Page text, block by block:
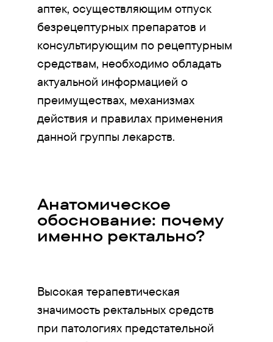
аптек, осуществляющим отпуск
безрецептурных препаратов и
консультирующим по рецептурным
средствам, необходимо обладать
актуальной информацией о
преимуществах, механизмах
действия и правилах применения
данной группы лекарств.
Анатомическое
обоснование: почему
именно ректально?
Высокая терапевтическая
значимость ректальных средств
при патологиях предстательной